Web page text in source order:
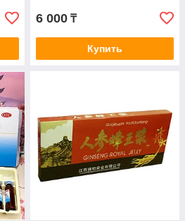
6 000 ₸
Купить